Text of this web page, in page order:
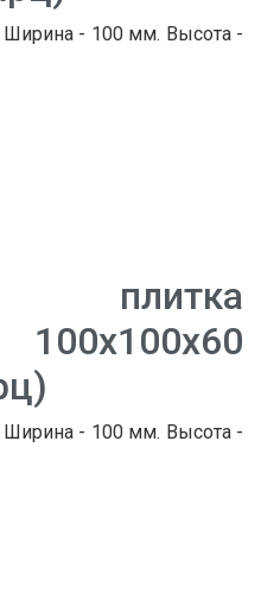
Ширина - 100 мм. Высота -
плитка
Ширина - 100 мм. Высота -